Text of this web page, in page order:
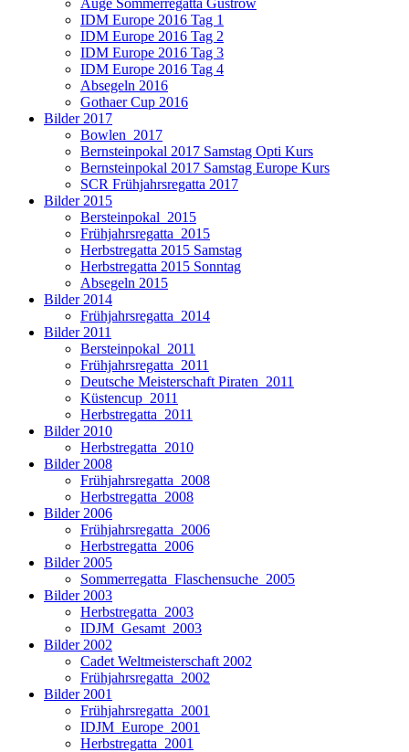
IDM Europe 2016 Tag 1
IDM Europe 2016 Tag 2
IDM Europe 2016 Tag 3
IDM Europe 2016 Tag 4
Absegeln 2016
Gothaer Cup 2016
Bilder 2017
Bowlen_2017
Bernsteinpokal 2017 Samstag Opti Kurs
Bernsteinpokal 2017 Samstag Europe Kurs
SCR Frühjahrsregatta 2017
Bilder 2015
Bersteinpokal_2015
Frühjahrsregatta_2015
Herbstregatta 2015 Samstag
Herbstregatta 2015 Sonntag
Absegeln 2015
Bilder 2014
Frühjahrsregatta_2014
Bilder 2011
Bersteinpokal_2011
Frühjahrsregatta_2011
Deutsche Meisterschaft Piraten_2011
Küstencup_2011
Herbstregatta_2011
Bilder 2010
Herbstregatta_2010
Bilder 2008
Frühjahrsregatta_2008
Herbstregatta_2008
Bilder 2006
Frühjahrsregatta_2006
Herbstregatta_2006
Bilder 2005
Sommerregatta_Flaschensuche_2005
Bilder 2003
Herbstregatta_2003
IDJM_Gesamt_2003
Bilder 2002
Cadet Weltmeisterschaft 2002
Frühjahrsregatta_2002
Bilder 2001
Frühjahrsregatta_2001
IDJM_Europe_2001
Herbstregatta_2001